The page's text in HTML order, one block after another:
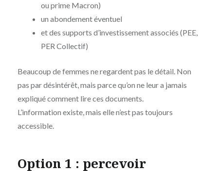
ou prime Macron)
un abondement éventuel
et des supports d’investissement associés (PEE,
PER Collectif)
Beaucoup de femmes ne regardent pas le détail. Non
pas par désintérêt, mais parce qu’on ne leur a jamais
expliqué comment lire ces documents.
L’information existe, mais elle n’est pas toujours
accessible.
Option 1 : percevoir